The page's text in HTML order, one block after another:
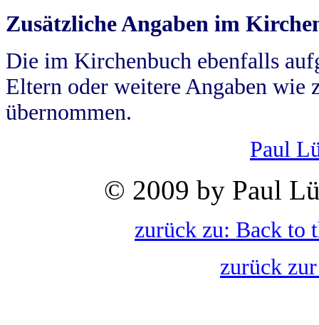
Zusätzliche Angaben im
Die im Kirchenbuch ebenfalls
Eltern oder weitere Angaben wie
übernommen.
Paul
© 2009 by Paul
zurück zu: Back to
zurück